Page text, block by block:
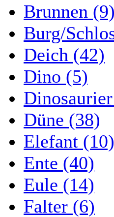
Brunnen (9)
Burg/
Deich (42)
Dino (5)
Düne (38)
Elefant (10)
Ente (40)
Eule (14)
Falter (6)